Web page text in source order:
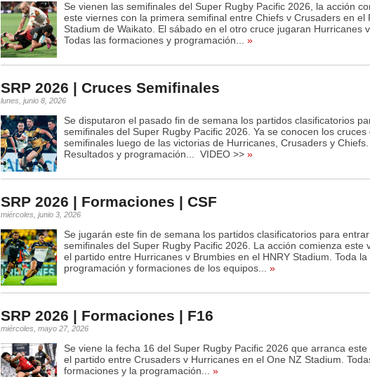
Se vienen las semifinales del Super Rugby Pacific 2026, la acción
este viernes con la primera semifinal entre Chiefs v Crusaders en el
Stadium de Waikato. El sábado en el otro cruce jugaran Hurricanes v
Todas las formaciones y programación...
»
SRP 2026 | Cruces Semifinales
lunes, junio 8, 2026
Se disputaron el pasado fin de semana los partidos clasificatorios
semifinales del Super Rugby Pacific 2026. Ya se conocen los cruces
semifinales luego de las victorias de Hurricanes, Crusaders y Chiefs.
Resultados y programación... VIDEO >> »
SRP 2026 | Formaciones | CSF
miércoles, junio 3, 2026
Se jugarán este fin de semana los partidos clasificatorios para
semifinales del Super Rugby Pacific 2026. La acción comienza este
el partido entre Hurricanes v Brumbies en el HNRY Stadium. Toda la
programación y formaciones de los equipos...
»
SRP 2026 | Formaciones | F16
miércoles, mayo 27, 2026
Se viene la fecha 16 del Super Rugby Pacific 2026 que arranca este
el partido entre Crusaders v Hurricanes en el One NZ Stadium.
formaciones y la programación...
»